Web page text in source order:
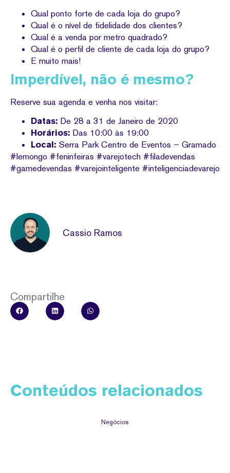
Qual ponto forte de cada loja do grupo?
Qual é o nível de fidelidade dos clientes?
Qual é a venda por metro quadrado?
Qual é o perfil de cliente de cada loja do grupo?
E muito mais!
Imperdível, não é mesmo?
Reserve sua agenda e venha nos visitar:
Datas: De 28 a 31 de Janeiro de 2020
Horários: Das 10:00 às 19:00
Local: Serra Park Centro de Eventos – Gramado
#lemongo #feninfeiras #varejotech #filadevendas
#gamedevendas #varejointeligente #inteligenciadevarejo
Cassio Ramos
Compartilhe
Conteúdos relacionados
Negócios